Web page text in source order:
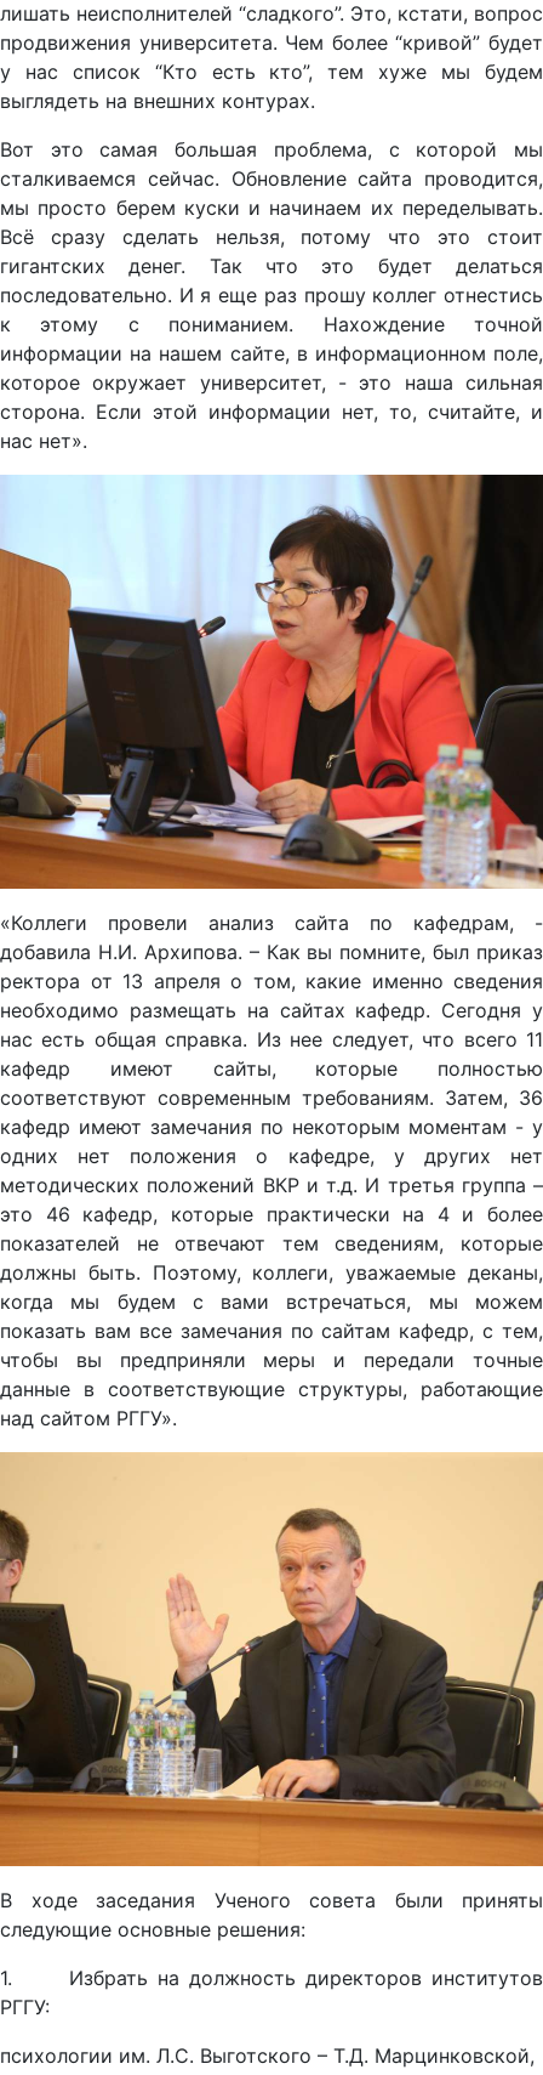
лишать неисполнителей “сладкого”. Это, кстати, вопрос
продвижения университета. Чем более “кривой” будет
у нас список “Кто есть кто”, тем хуже мы будем
выглядеть на внешних контурах.
Вот это самая большая проблема, с которой мы
сталкиваемся сейчас. Обновление сайта проводится,
мы просто берем куски и начинаем их переделывать.
Всё сразу сделать нельзя, потому что это стоит
гигантских денег. Так что это будет делаться
последовательно. И я еще раз прошу коллег отнестись
к этому с пониманием. Нахождение точной
информации на нашем сайте, в информационном поле,
которое окружает университет, - это наша сильная
сторона. Если этой информации нет, то, считайте, и
нас нет».
«Коллеги провели анализ сайта по кафедрам, -
добавила Н.И. Архипова. – Как вы помните, был приказ
ректора от 13 апреля о том, какие именно сведения
необходимо размещать на сайтах кафедр. Сегодня у
нас есть общая справка. Из нее следует, что всего 11
кафедр имеют сайты, которые полностью
соответствуют современным требованиям. Затем, 36
кафедр имеют замечания по некоторым моментам - у
одних нет положения о кафедре, у других нет
методических положений ВКР и т.д. И третья группа –
это 46 кафедр, которые практически на 4 и более
показателей не отвечают тем сведениям, которые
должны быть. Поэтому, коллеги, уважаемые деканы,
когда мы будем с вами встречаться, мы можем
показать вам все замечания по сайтам кафедр, с тем,
чтобы вы предприняли меры и передали точные
данные в соответствующие структуры, работающие
над сайтом РГГУ».
В ходе заседания Ученого совета были приняты
следующие основные решения:
1. Избрать на должность директоров институтов
РГГУ:
психологии им. Л.С. Выготского – Т.Д. Марцинковской,